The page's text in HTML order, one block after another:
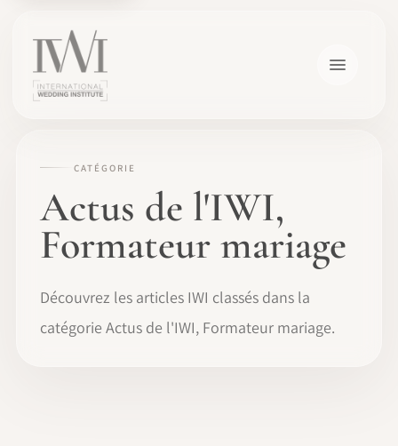
CATÉGORIE
Actus de l'IWI,
Formateur mariage
Découvrez les articles IWI classés dans la
catégorie Actus de l'IWI, Formateur mariage.